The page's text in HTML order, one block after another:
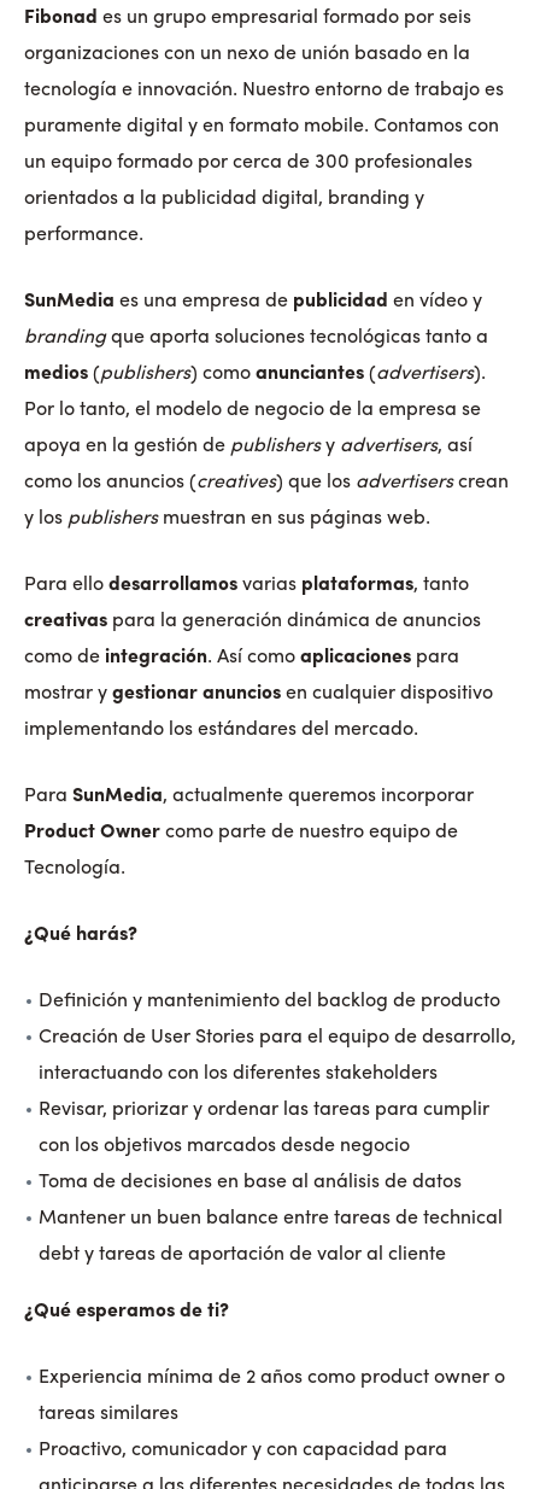
Fibonad es un grupo empresarial formado por seis
organizaciones con un nexo de unión basado en la
tecnología e innovación. Nuestro entorno de trabajo es
puramente digital y en formato mobile. Contamos con
un equipo formado por cerca de 300 profesionales
orientados a la publicidad digital, branding y
performance.
SunMedia es una empresa de publicidad en vídeo y
brandingque aporta soluciones tecnológicas tanto a
medios(publishers) comoanunciantes(advertisers).
Por lo tanto, el modelo de negocio de la empresa se
apoya en la gestión de publishersy advertisers, así
como los anuncios (creatives) que los advertiserscrean
y los publishersmuestran en sus páginas web.
Para ellodesarrollamosvarias plataformas, tanto
creativas para la generación dinámica de anuncios
como deintegración. Así comoaplicaciones para
mostrar ygestionar anunciosen cualquier dispositivo
implementando los estándares del mercado.
Para SunMedia, actualmente queremos incorporar
Product Ownercomo parte de nuestro equipo de
Tecnología.
¿Qué harás?
Definición y mantenimiento del backlog de producto
Creación de User Stories para el equipo de desarrollo,
interactuando con los diferentes stakeholders
Revisar, priorizar y ordenar las tareas para cumplir
con los objetivos marcados desde negocio
Toma de decisiones en base al análisis de datos
Mantener un buen balance entre tareas de technical
debt y tareas de aportación de valor al cliente
¿Qué esperamos de ti?
Experiencia mínima de 2 años como product owner o
tareas similares
Proactivo, comunicador y con capacidad para